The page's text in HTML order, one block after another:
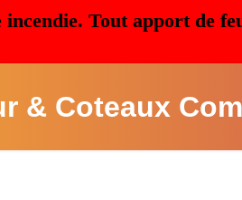
Tout apport de
& Coteaux